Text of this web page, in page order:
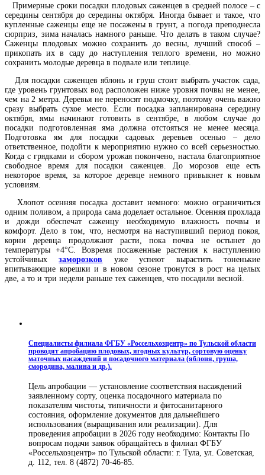
Примерные сроки посадки плодовых саженцев в средней полосе – с
середины сентября до середины октября. Иногда бывает и такое, что
купленные саженцы еще не посажены в грунт, а погода преподнесла
сюрприз, зима началась намного раньше. Что делать в таком случае?
Саженцы плодовых можно сохранить до весны, лучший способ –
прикопать их в саду до наступления теплого времени, но можно
сохранить молодые деревца в подвале или теплице.
Для посадки саженцев яблонь и груш стоит выбрать участок сада,
где уровень грунтовых вод расположен ниже уровня почвы не менее,
чем на 2 метра. Деревья не переносят подмочку, поэтому очень важно
сразу выбрать сухое место. Если посадка запланирована середину
октября, ямы начинают готовить в сентябре, в любом случае до
посадки подготовленная яма должна отстояться не менее месяца.
Подготовка ям для посадки садовых деревьев осенью – дело
ответственное, подойти к мероприятию нужно со всей серьезностью.
Когда с грядками и сбором урожая покончено, настала благоприятное
свободное время для посадки саженцев. До морозов еще есть
некоторое время, за которое деревце немного привыкнет к новым
условиям.
Хлопот осенняя посадка доставит немного: можно ограничиться
одним поливом, а природа сама доделает остальное. Осенняя прохлада
и дожди обеспечат саженцу необходимую влажность почвы и
комфорт. Дело в том, что, несмотря на наступивший период покоя,
корни деревца продолжают расти, пока почва не остынет до
температуры +4°C. Вовремя посаженные растения к наступлению
устойчивыхзаморозков уже успеют вырастить тоненькие
впитывающие корешки и в новом сезоне тронутся в рост на целых
две, а то и три недели раньше тех саженцев, что посадили весной.
Специалисты филиала ФГБУ «Россельхозцентр» по Тульской области
проводят апробацию плодовых, ягодных культур, сортовую оценку
маточных насаждений и посадочного материала (яблоня, груша,
смородина, малина и др.).
Цель апробации — установление соответствия насаждений
заявленному сорту, оценка посадочного материала по
показателям чистоты, типичности и фитосанитарного
состояния, оформление документов для дальнейшего
использования (выращивания или реализации). Для
проведения апробации в 2026 году необходимо: Контакты По
вопросам подачи заявок обращайтесь в филиал ФГБУ
«Россельхозцентр» по Тульской области: г. Тула, ул. Советская,
д. 112, тел. 8 (4872) 70-46-85.